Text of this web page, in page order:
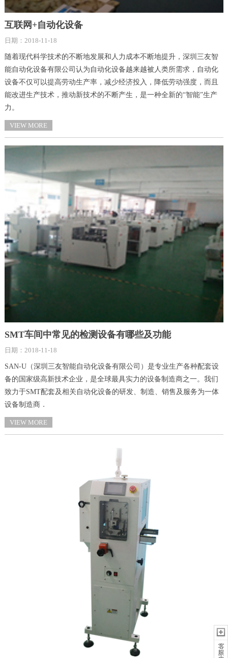
互联网+自动化设备
日期：2018-11-18
随着现代科学技术的不断地发展和人力成本不断地提升，深圳三友智
能自动化设备有限公司认为自动化设备越来越被人类所需求，自动化
设备不仅可以提高劳动生产率，减少经济投入，降低劳动强度，而且
能改进生产技术，推动新技术的不断产生，是一种全新的“智能”生产
力。
VIEW MORE
SMT车间中常见的检测设备有哪些及功能
日期：2018-11-18
SAN-U（深圳三友智能自动化设备有限公司）是专业生产各种配套设
备的国家级高新技术企业，是全球最具实力的设备制造商之一。我们
致力于SMT配套及相关自动化设备的研发、制造、销售及服务为一体
设备制造商．​
VIEW MORE